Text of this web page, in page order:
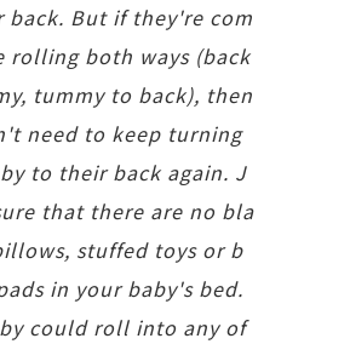
back. But if they're com
rolling both ways (back
tummy to back), then
need to keep turning
to their back again. J
that there are no bla
stuffed toys or b
in your baby's bed.
could roll into any of